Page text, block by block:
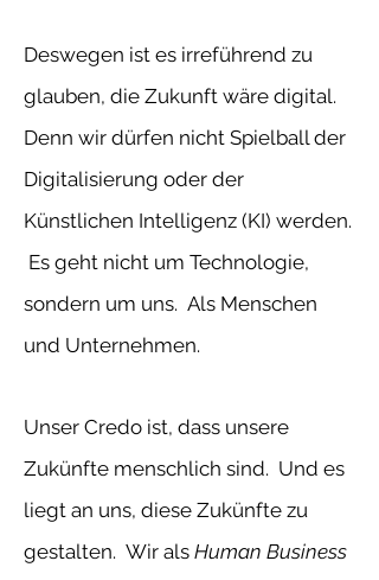
Deswegen ist es irreführend zu
glauben, die Zukunft wäre digital.
Denn wir dürfen nicht Spielball der
Digitalisierung oder der
Künstlichen Intelligenz (KI) werden.
Es geht nicht um Technologie,
sondern um uns. Als Menschen
und Unternehmen.
Unser Credo ist, dass unsere
Zukünfte menschlich sind. Und es
liegt an uns, diese Zukünfte zu
gestalten. Wir als Human Business